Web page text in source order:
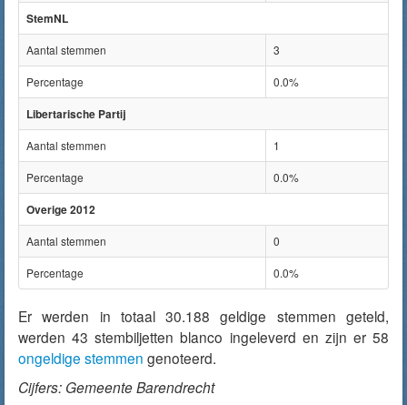
StemNL
Aantal stemmen 3
Percentage 0.0%
Libertarische Partij
Aantal stemmen 1
Percentage 0.0%
Overige 2012
Aantal stemmen 0
Percentage 0.0%
Er werden in totaal 30.188 geldige stemmen geteld,
werden 43 stembiljetten blanco ingeleverd en zijn er 58
ongeldige stemmen genoteerd.
Cijfers: Gemeente Barendrecht